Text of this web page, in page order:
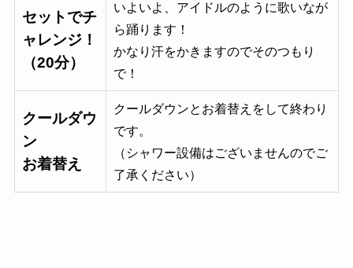
セットでチ
ャレンジ！
（20分）
いよいよ、アイドルのように歌いなが
ら踊ります！
かなり汗をかきますのでそのつもり
で！
クールダウ
ン
お着替え
クールダウンとお着替えをして終わり
です。
（シャワー設備はございませんのでご
了承ください）